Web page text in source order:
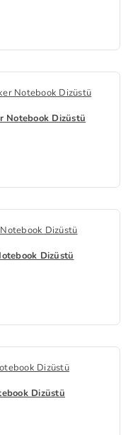
Notebook Dizüstü
Dizüstü
Dizüstü